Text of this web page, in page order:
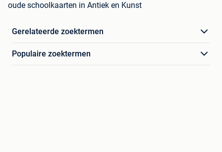
oude schoolkaarten in Antiek en Kunst
Gerelateerde zoektermen
Populaire zoektermen